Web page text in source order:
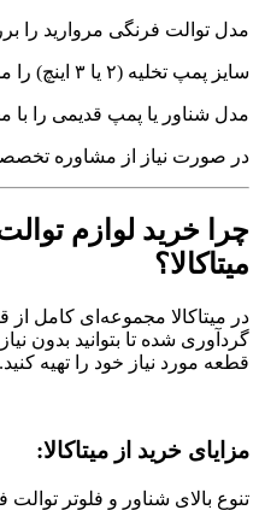
مدل توالت فرنگی مروارید را
سایز پمپ تخلیه (۲ یا ۳ اینچ) را مشخص کنید.
مدل شناور یا پمپ قدیمی را با
در صورت نیاز از مشاوره
چرا خرید لوازم
میتاکالا؟
در میتاکالا مجموعه‌ای کامل
گردآوری شده تا بتوانید بدون
قطعه مورد نیاز خود را تهیه کنید.
مزایای خرید از میتاکالا:
تنوع بالای شناور و فلوتر توالت